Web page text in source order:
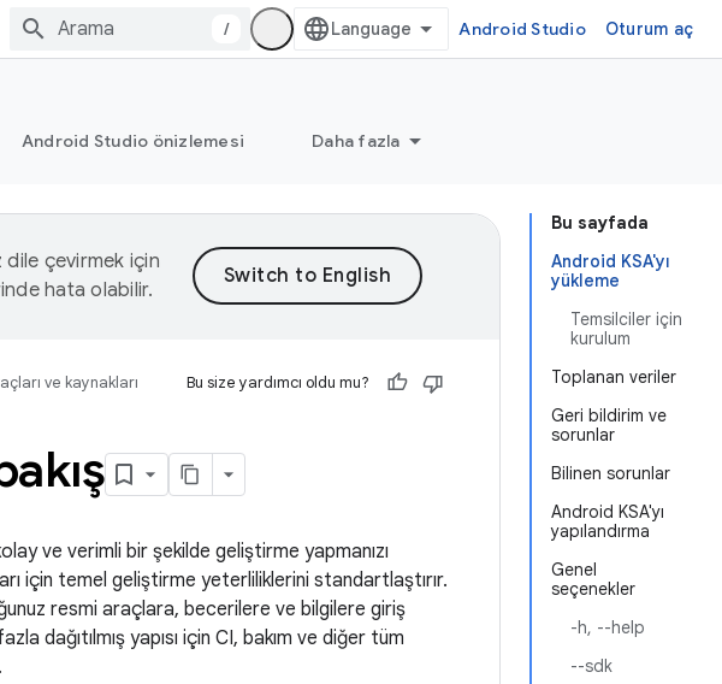
/ Android Studio Oturum aç
Android Studio önizlemesi Daha fazla
Bu sayfada
Android KSA'yı
yükleme
Temsilciler için
kurulum
Toplanan veriler
Geri bildirim ve
sorunlar
Bilinen sorunlar
Android KSA'yı
yapılandırma
Genel
seçenekler
-h, --help
--sdk
çevirmek için
hata olabilir.
ve kaynakları Bu size yardımcı oldu mu?
ve verimli bir şekilde geliştirme yapmanızı
için temel geliştirme yeterliliklerini standartlaştırır.
resmi araçlara, becerilere ve bilgilere giriş
dağıtılmış yapısı için CI, bakım ve diğer tüm